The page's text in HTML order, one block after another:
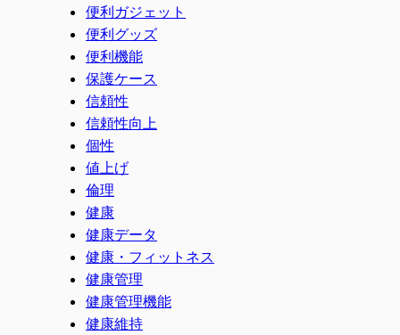
便利ガジェット
便利グッズ
便利機能
保護ケース
信頼性
信頼性向上
個性
値上げ
倫理
健康
健康データ
健康・フィットネス
健康管理
健康管理機能
健康維持